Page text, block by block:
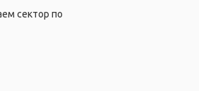
сектор по